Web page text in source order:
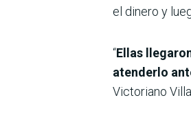
el dinero y
“Ellas
atenderlo
Victoriano